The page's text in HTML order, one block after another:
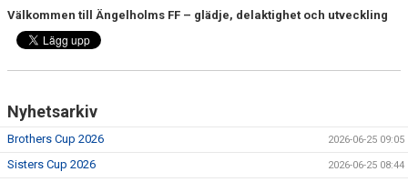
Välkommen till Ängelholms FF – glädje, delaktighet och utveckling
Nyhetsarkiv
Brothers Cup 2026 2026-06-25 09:05
Sisters Cup 2026 2026-06-25 08:44